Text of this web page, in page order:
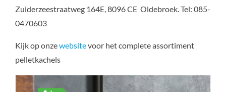
Zuiderzeestraatweg 164E, 8096 CE Oldebroek. Tel: 085-
0470603
Kijk op onzewebsitevoor het complete assortiment
pelletkachels